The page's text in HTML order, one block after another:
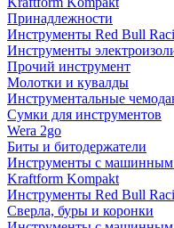
Принадлежности
Инструменты Red Bull
Инструменты
Прочий инструмент
Молотки и кувалды
Инструментальные
Сумки для инструментов
Wera 2go
Биты и битодержатели
Инструменты с
Kraftform Kompakt
Инструменты Red Bull
Сверла, буры и коронки